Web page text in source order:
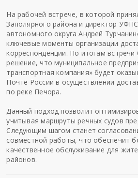
На рабочей встрече, в которой
Заполярного района и директор
автономного округа Андрей
ключевые моменты организации
корреспонденции. По итогам
решение, что муниципальное
транспортная компания» будет
Почте России в осуществлении
по реке Печора.
Данный подход позволит
учитывая маршруты речных судов
Следующим шагом станет
совместной работы, что обеспечит
качественное обслуживание для
районов.